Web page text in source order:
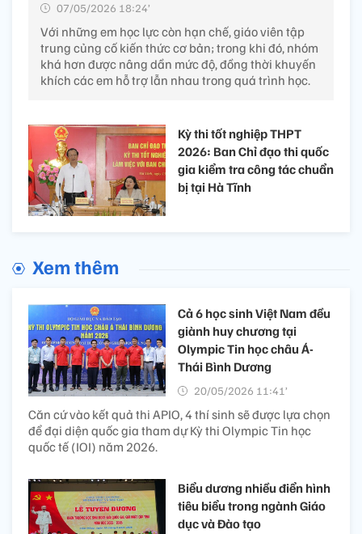
07/05/2026 18:24’
Với những em học lực còn hạn chế, giáo viên tập
trung củng cố kiến thức cơ bản; trong khi đó, nhóm
khá hơn được nâng dần mức độ, đồng thời khuyến
khích các em hỗ trợ lẫn nhau trong quá trình học.
Kỳ thi tốt nghiệp THPT
2026: Ban Chỉ đạo thi quốc
gia kiểm tra công tác chuẩn
bị tại Hà Tĩnh
Xem thêm
Cả 6 học sinh Việt Nam đều
giành huy chương tại
Olympic Tin học châu Á-
Thái Bình Dương
20/05/2026 11:41’
Căn cứ vào kết quả thi APIO, 4 thí sinh sẽ được lựa chọn
để đại diện quốc gia tham dự Kỳ thi Olympic Tin học
quốc tế (IOI) năm 2026.
Biểu dương nhiều điển hình
tiêu biểu trong ngành Giáo
dục và Đào tạo